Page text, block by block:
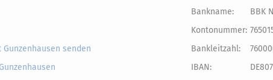
senden
Bankname:
BBK
Kontonummer:
Bankleitzahl:
IBAN: